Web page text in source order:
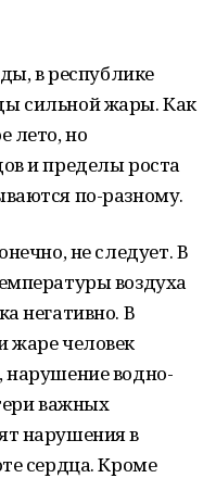
в республике
сильной жары. Как
лето, но
и пределы роста
по-разному.
не следует. В
воздуха
негативно. В
жаре человек
нарушение водно-
важных
нарушения в
сердца. Кроме